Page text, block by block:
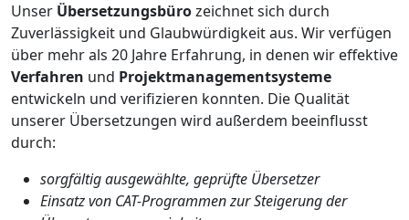
Unser Übersetzungsbürozeichnet sich durch
Zuverlässigkeit und Glaubwürdigkeit aus. Wir verfügen
über mehr als 20 Jahre Erfahrung, in denen wir effektive
Verfahren und Projektmanagementsysteme
entwickeln und verifizieren konnten. Die Qualität
unserer Übersetzungen wird außerdem beeinflusst
durch:
sorgfältig ausgewählte, geprüfte Übersetzer
Einsatz von CAT-Programmen zur Steigerung der